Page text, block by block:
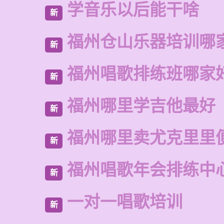
新 学音乐以后能干啥
新 福州仓山乐器培训哪
新 福州唱歌排练班哪家
新 福州哪里学吉他最好
新 福州哪里卖尤克里里
新 福州唱歌年会排练中
新 一对一唱歌培训